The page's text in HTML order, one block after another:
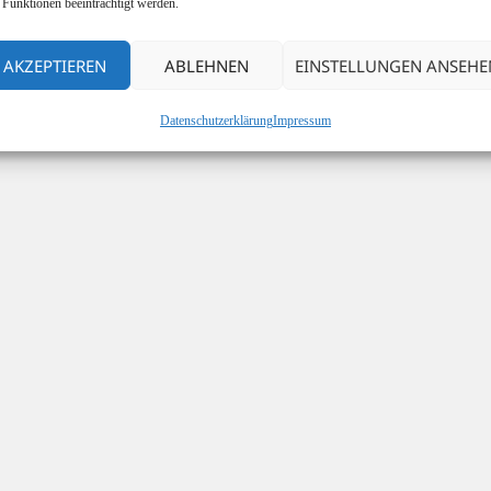
beeinträchtigt werden.
AKZEPTIEREN ABLEHNEN EINSTELLUNGEN
DatenschutzerklärungImpressum